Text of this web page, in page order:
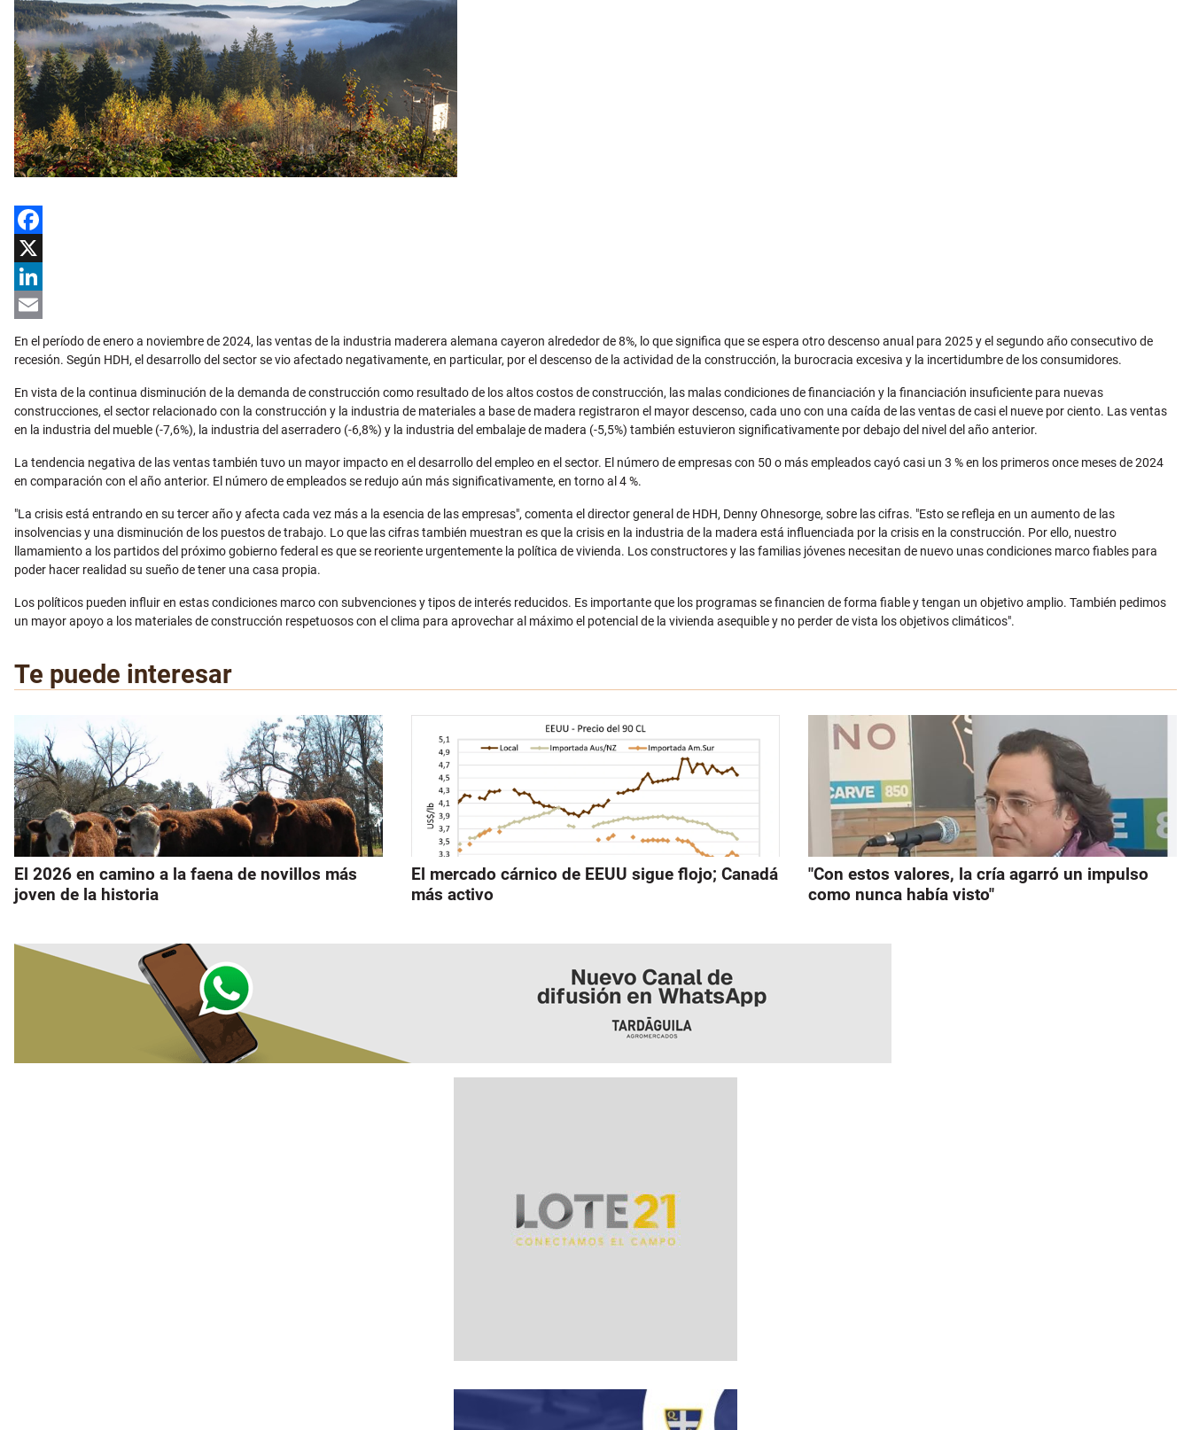
Facebook
X
LinkedIn
Email
En el período de enero a noviembre de 2024, las ventas de la industria maderera alemana cayeron alrededor de 8%, lo que significa que se espera otro descenso anual para 2025 y el segundo año consecutivo de
recesión. Según HDH, el desarrollo del sector se vio afectado negativamente, en particular, por el descenso de la actividad de la construcción, la burocracia excesiva y la incertidumbre de los consumidores.
En vista de la continua disminución de la demanda de construcción como resultado de los altos costos de construcción, las malas condiciones de financiación y la financiación insuficiente para nuevas
construcciones, el sector relacionado con la construcción y la industria de materiales a base de madera registraron el mayor descenso, cada uno con una caída de las ventas de casi el nueve por ciento. Las ventas
en la industria del mueble (-7,6%), la industria del aserradero (-6,8%) y la industria del embalaje de madera (-5,5%) también estuvieron significativamente por debajo del nivel del año anterior.
La tendencia negativa de las ventas también tuvo un mayor impacto en el desarrollo del empleo en el sector. El número de empresas con 50 o más empleados cayó casi un 3 % en los primeros once meses de 2024
en comparación con el año anterior. El número de empleados se redujo aún más significativamente, en torno al 4 %.
"La crisis está entrando en su tercer año y afecta cada vez más a la esencia de las empresas", comenta el director general de HDH, Denny Ohnesorge, sobre las cifras. "Esto se refleja en un aumento de las
insolvencias y una disminución de los puestos de trabajo. Lo que las cifras también muestran es que la crisis en la industria de la madera está influenciada por la crisis en la construcción. Por ello, nuestro
llamamiento a los partidos del próximo gobierno federal es que se reoriente urgentemente la política de vivienda. Los constructores y las familias jóvenes necesitan de nuevo unas condiciones marco fiables para
poder hacer realidad su sueño de tener una casa propia.
Los políticos pueden influir en estas condiciones marco con subvenciones y tipos de interés reducidos. Es importante que los programas se financien de forma fiable y tengan un objetivo amplio. También pedimos
un mayor apoyo a los materiales de construcción respetuosos con el clima para aprovechar al máximo el potencial de la vivienda asequible y no perder de vista los objetivos climáticos".
Te puede interesar
El 2026 en camino a la faena de novillos más
joven de la historia
El mercado cárnico de EEUU sigue flojo; Canadá
más activo
"Con estos valores, la cría agarró un impulso
como nunca había visto"